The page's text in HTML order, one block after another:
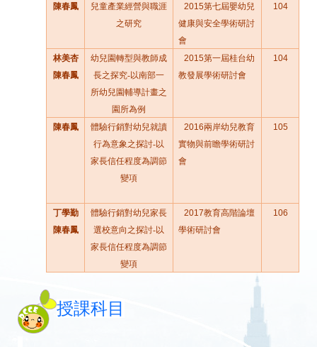
陳春鳳
兒童產業經營與職涯
之研究
2015第七屆嬰幼兒
健康與安全學術研討
會
104
林美杏
陳春鳳
幼兒園轉型與教師成
長之探究-以南部一
所幼兒園輔導計畫之
園所為例
2015第一屆桂台幼
教發展學術研討會
104
陳春鳳
體驗行銷對幼兒就讀
行為意象之探討-以
家長信任程度為調節
變項
2016兩岸幼兒教育
實物與前瞻學術研討
會
105
丁學勤
陳春鳳
體驗行銷對幼兒家長
選校意向之探討-以
家長信任程度為調節
變項
2017教育高階論壇
學術研討會
106
授課科目